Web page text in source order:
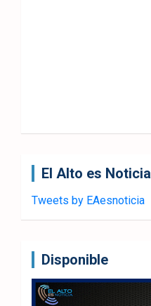
El Alto es Noticia
Tweets by EAesnoticia
Disponible